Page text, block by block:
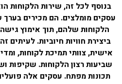
בנוסף לכל זה, שירות הלקוחות
עסקים מומלצים. הם מכירים
הלקוחות שלהם, תוך אימוץ
ביצירת חוויות חיוביות. לעיתים
אישית, צוותי תמיכת לקוחות,
שביעות רצון הלקוחות. שקיפות
תכונות מפתח. עסקים אלה